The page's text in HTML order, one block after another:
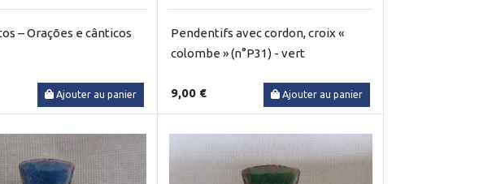
– Orações e cânticos
Ajouter au panier
Pendentifs avec cordon, croix «
colombe » (n°P31) - vert
9,00 € Ajouter au panier